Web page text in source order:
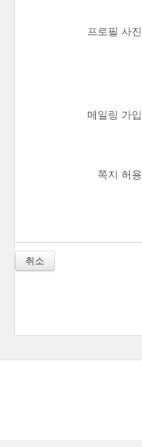
프로필 사진
메일링 가입
쪽지 허용
취소